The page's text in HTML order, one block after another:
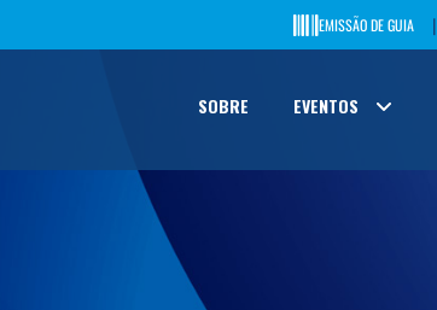
EMISSÃO DE GUIA |
SOBRE EVENTOS